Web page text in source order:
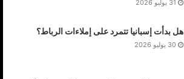
31 يوليو 2026
هل بدأت إسبانيا تتمرد على إملاءات الرباط؟
30 يوليو 2026